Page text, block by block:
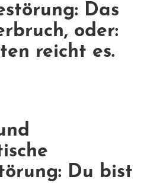
Das
oder:
reicht es.
Du bist